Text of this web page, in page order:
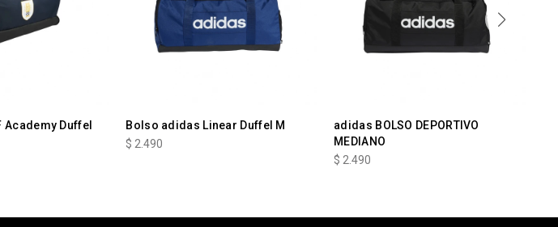
Academy Duffel
Bolso adidas Linear Duffel M
$ 2.490
adidas BOLSO DEPORTIVO
MEDIANO
$ 2.490